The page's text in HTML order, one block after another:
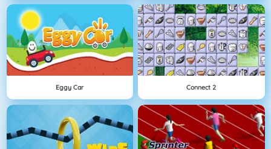
Eggy Car Connect 2